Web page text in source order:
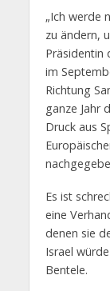
„Ich werde
zu ändern,
Präsidentin
im
Richtung
ganze Jahr
Druck aus
Es ist
eine
denen sie
Israel
Bentele.